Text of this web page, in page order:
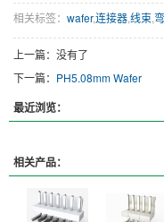
相关标签： wafer,连接器线束
上一篇：没有了
下一篇： PH5.08mm Wafer
最近浏览：
相关产品：